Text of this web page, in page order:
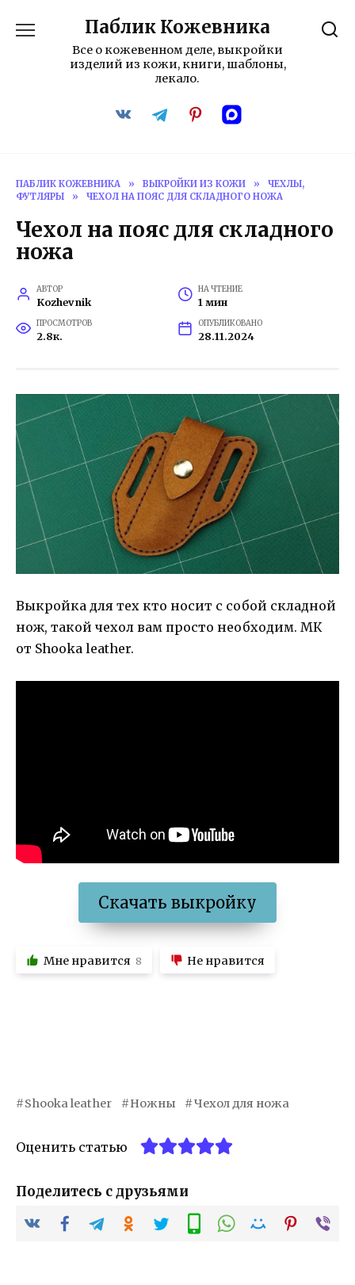
содержанию
Паблик Кожевника
Все о кожевенном деле, выкройки
изделий из кожи, книги, шаблоны,
лекало.
ПАБЛИК КОЖЕВНИКА » ВЫКРОЙКИ ИЗ КОЖИ »
ЧЕХЛЫ,
ФУТЛЯРЫ
» ЧЕХОЛ НА ПОЯС ДЛЯ СКЛАДНОГО НОЖА
Чехол на пояс для складного
ножа
АВТОР
Kozhevnik
НА ЧТЕНИЕ
1 мин
ПРОСМОТРОВ
2.8к.
ОПУБЛИКОВАНО
28.11.2024
Выкройка для тех кто носит с собой складной
нож, такой чехол вам просто необходим. МК
от Shooka leather.
Скачать выкройку
Мне нравится 8 Не нравится
Shooka leather Ножны Чехол для ножа
Оценить статью
Поделитесь с друзьями